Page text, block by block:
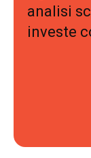
analisi
investe